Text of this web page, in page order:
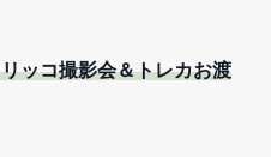
ッコ撮影会＆トレカお渡